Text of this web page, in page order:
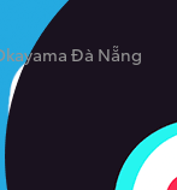
Đà Nẵng